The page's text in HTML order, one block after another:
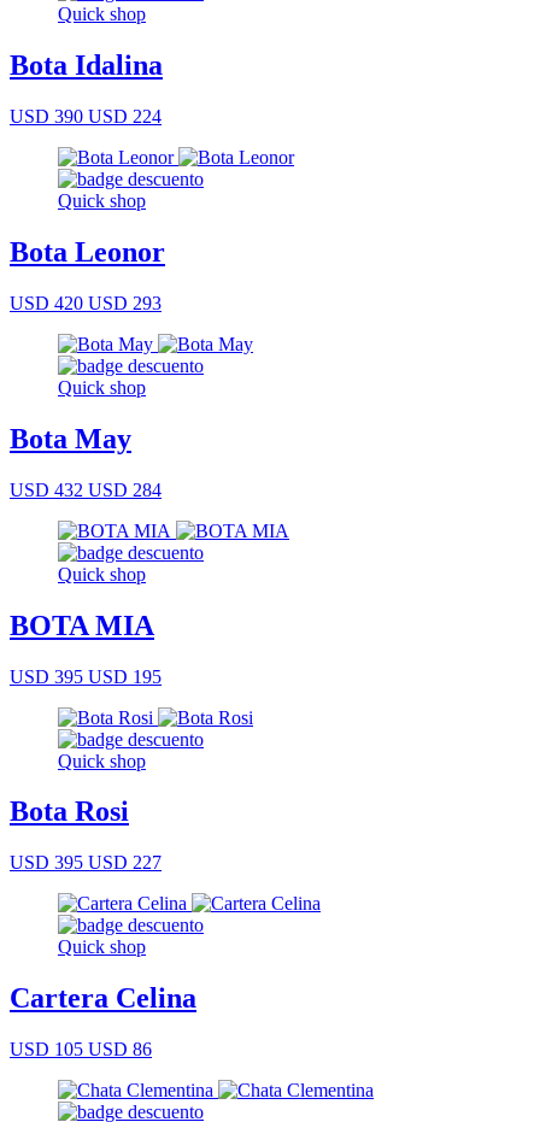
Quick shop
Bota Idalina
USD 390 USD 224
Quick shop
Bota Leonor
USD 420 USD 293
Quick shop
Bota May
USD 432 USD 284
Quick shop
BOTA MIA
USD 395 USD 195
Quick shop
Bota Rosi
USD 395 USD 227
Quick shop
Cartera Celina
USD 105 USD 86